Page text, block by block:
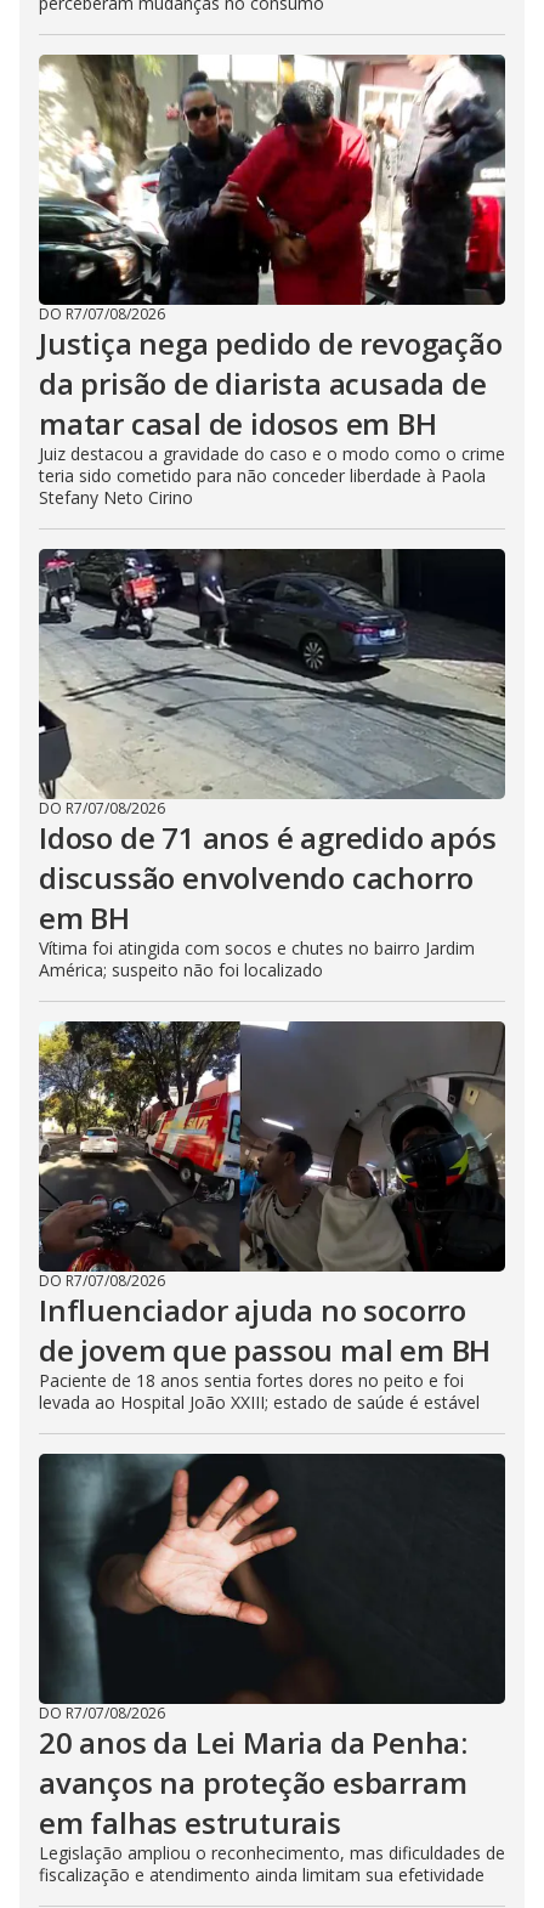
DO R7/07/08/2026
Justiça nega pedido de revogação
da prisão de diarista acusada de
matar casal de idosos em BH
Juiz destacou a gravidade do caso e o modo como o crime
teria sido cometido para não conceder liberdade à Paola
Stefany Neto Cirino
DO R7/07/08/2026
Idoso de 71 anos é agredido após
discussão envolvendo cachorro
em BH
Vítima foi atingida com socos e chutes no bairro Jardim
América; suspeito não foi localizado
DO R7/07/08/2026
Influenciador ajuda no socorro
de jovem que passou mal em BH
Paciente de 18 anos sentia fortes dores no peito e foi
levada ao Hospital João XXIII; estado de saúde é estável
DO R7/07/08/2026
20 anos da Lei Maria da Penha:
avanços na proteção esbarram
em falhas estruturais
Legislação ampliou o reconhecimento, mas dificuldades de
fiscalização e atendimento ainda limitam sua efetividade